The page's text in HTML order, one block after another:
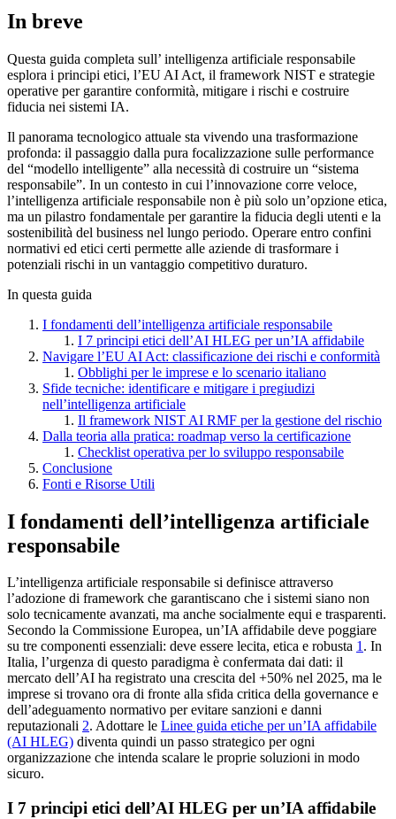
In breve
Questa guida completa sull’ intelligenza artificiale responsabile
esplora i principi etici, l’EU AI Act, il framework NIST e strategie
operative per garantire conformità, mitigare i rischi e costruire
fiducia nei sistemi IA.
Il panorama tecnologico attuale sta vivendo una trasformazione
profonda: il passaggio dalla pura focalizzazione sulle performance
del “modello intelligente” alla necessità di costruire un “sistema
responsabile”. In un contesto in cui l’innovazione corre veloce,
l’intelligenza artificiale responsabile non è più solo un’opzione etica,
ma un pilastro fondamentale per garantire la fiducia degli utenti e la
sostenibilità del business nel lungo periodo. Operare entro confini
normativi ed etici certi permette alle aziende di trasformare i
potenziali rischi in un vantaggio competitivo duraturo.
In questa guida
I fondamenti dell’intelligenza artificiale responsabile
I 7 principi etici dell’AI HLEG per un’IA affidabile
Navigare l’EU AI Act: classificazione dei rischi e conformità
Obblighi per le imprese e lo scenario italiano
Sfide tecniche: identificare e mitigare i pregiudizi
nell’intelligenza artificiale
Il framework NIST AI RMF per la gestione del rischio
Dalla teoria alla pratica: roadmap verso la certificazione
Checklist operativa per lo sviluppo responsabile
Conclusione
Fonti e Risorse Utili
I fondamenti dell’intelligenza artificiale
responsabile
L’intelligenza artificiale responsabile si definisce attraverso
l’adozione di framework che garantiscano che i sistemi siano non
solo tecnicamente avanzati, ma anche socialmente equi e trasparenti.
Secondo la Commissione Europea, un’IA affidabile deve poggiare
su tre componenti essenziali: deve essere lecita, etica e robusta 1. In
Italia, l’urgenza di questo paradigma è confermata dai dati: il
mercato dell’AI ha registrato una crescita del +50% nel 2025, ma le
imprese si trovano ora di fronte alla sfida critica della governance e
dell’adeguamento normativo per evitare sanzioni e danni
reputazionali 2. Adottare le Linee guida etiche per un’IA affidabile
(AI HLEG) diventa quindi un passo strategico per ogni
organizzazione che intenda scalare le proprie soluzioni in modo
sicuro.
I 7 principi etici dell’AI HLEG per un’IA affidabile